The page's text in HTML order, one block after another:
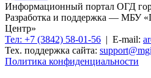
Информационный портал ОГД
Разработка и поддержка — МБУ
Центр»
Тел: +7 (3842) 58-01-56 | E-mail:
Тех. поддержка сайта:
Политика конфиденциальности